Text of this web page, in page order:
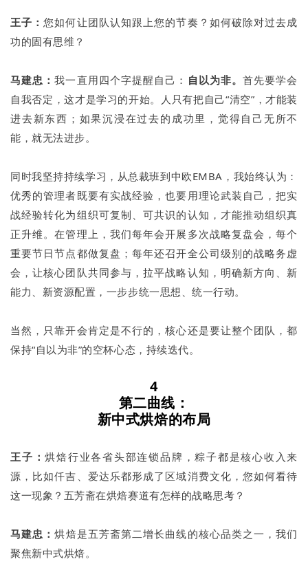
王子：您如何让团队认知跟上您的节奏？如何破除对过去成
功的固有思维？
马建忠：我一直用四个字提醒自己： 自以为非。首先要学会
自我否定，这才是学习的开始。人只有把自己“清空”，才能装
进去新东西；如果沉浸在过去的成功里，觉得自己无所不
能，就无法进步。
同时我坚持持续学习，从总裁班到中欧EMBA，我始终认为：
优秀的管理者既要有实战经验，也要用理论武装自己，把实
战经验转化为组织可复制、可共识的认知，才能推动组织真
正升维。在管理上，我们每年会开展多次战略复盘会，每个
重要节日节点都做复盘；每年还召开全公司级别的战略务虚
会，让核心团队共同参与，拉平战略认知，明确新方向、新
能力、新资源配置，一步步统一思想、统一行动。
当然，只靠开会肯定是不行的，核心还是要让整个团队，都
保持“自以为非”的空杯心态，持续迭代。
4
第二曲线：
新中式烘焙的布局
王子：烘焙行业各省头部连锁品牌，粽子都是核心收入来
源，比如仟吉、爱达乐都形成了区域消费文化，您如何看待
这一现象？五芳斋在烘焙赛道有怎样的战略思考？
马建忠：烘焙是五芳斋第二增长曲线的核心品类之一，我们
聚焦新中式烘焙。